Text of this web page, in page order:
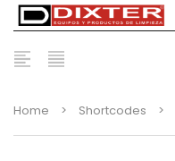
Home
> Shortcodes >